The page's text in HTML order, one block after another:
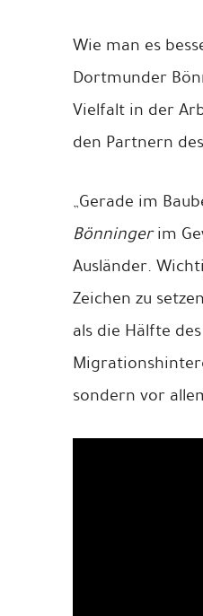
Wie man es
Dortmunder
Vielfalt in der
den Partnern
„Gerade im
Bönningerim
Ausländer.
Zeichen zu
als die Hälfte
sondern vor